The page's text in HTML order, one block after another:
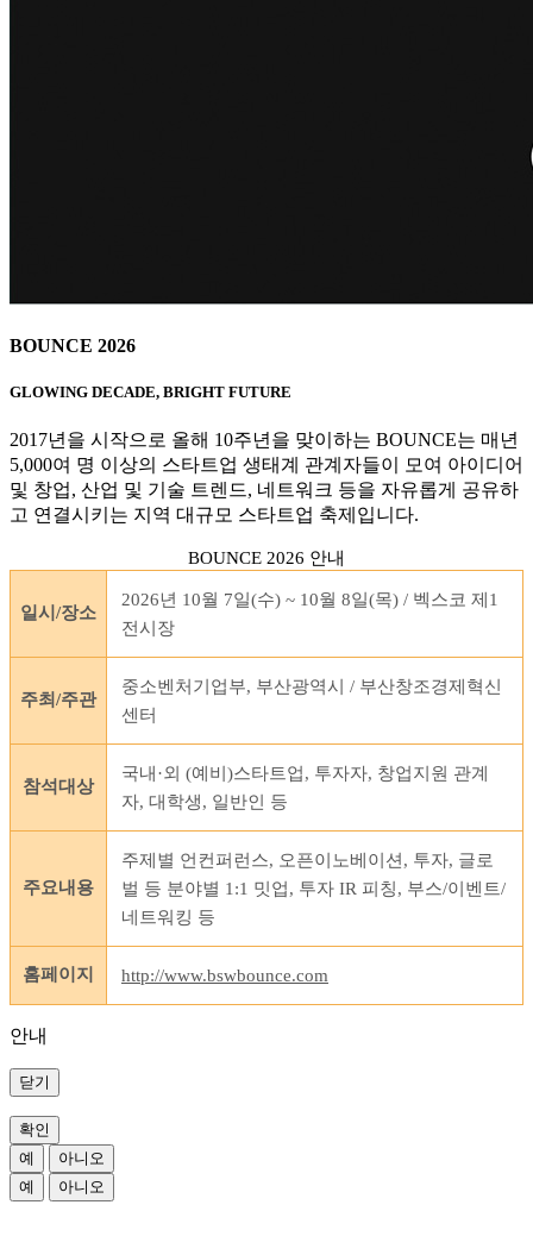
BOUNCE 2026
GLOWING DECADE, BRIGHT FUTURE
2017년을 시작으로 올해 10주년을 맞이하는 BOUNCE는 매년
5,000여 명 이상의 스타트업 생태계 관계자들이 모여 아이디어
및 창업, 산업 및 기술 트렌드, 네트워크 등을 자유롭게 공유하
고 연결시키는 지역 대규모 스타트업 축제입니다.
BOUNCE 2026 안내
일시/장소
2026년 10월 7일(수) ~ 10월 8일(목) / 벡스코 제1
전시장
주최/주관
중소벤처기업부, 부산광역시 / 부산창조경제혁신
센터
참석대상
국내·외 (예비)스타트업, 투자자, 창업지원 관계
자, 대학생, 일반인 등
주요내용
주제별 언컨퍼런스, 오픈이노베이션, 투자, 글로
벌 등 분야별 1:1 밋업, 투자 IR 피칭, 부스/이벤트/
네트워킹 등
홈페이지 http://www.bswbounce.com
안내
닫기
확인
예
아니오
예
아니오